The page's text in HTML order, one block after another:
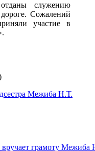
служению
Сожалений
участие в